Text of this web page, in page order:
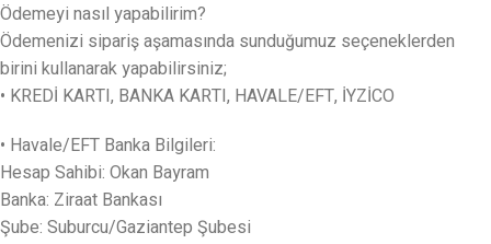
Ödemeyi nasıl yapabilirim?
Ödemenizi sipariş aşamasında sunduğumuz seçeneklerden
birini kullanarak yapabilirsiniz;
• KREDİ KARTI, BANKA KARTI, HAVALE/EFT, İYZİCO
• Havale/EFT Banka Bilgileri:
Hesap Sahibi: Okan Bayram
Banka: Ziraat Bankası
Şube: Suburcu/Gaziantep Şubesi